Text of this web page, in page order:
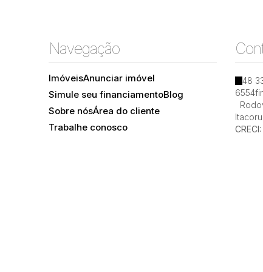
Brasil
Rua Desembargador Arno Hoeschl,
Centro, Florianópolis, Santa
Navegação
ImóveisAnunciar imóvel
Simule seu financiamentoBlog
Sobre nósÁrea do cliente
Trabalhe conosco
48
6554